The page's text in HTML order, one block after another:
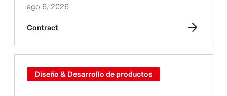
ago 6, 2026
Contract
Diseño & Desarrollo de productos